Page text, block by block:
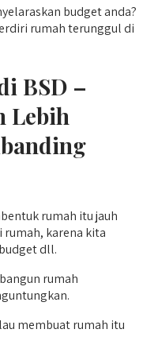
budget anda?
rumah terunggul di
BSD –
Lebih
rumah itu jauh
karena kita
dll.
rumah
membuat rumah itu